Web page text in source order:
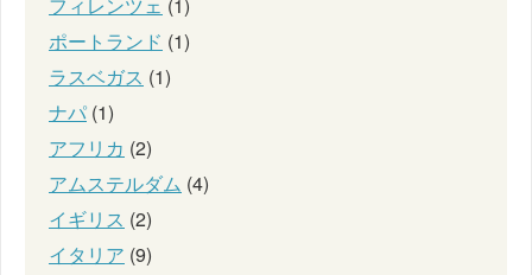
ポートランド (1)
ラスベガス (1)
ナパ (1)
アフリカ (2)
アムステルダム (4)
イギリス (2)
イタリア (9)